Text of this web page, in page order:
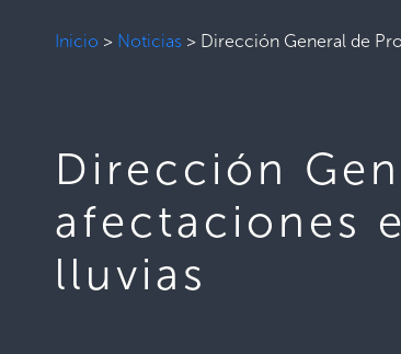
Inicio > Noticias > Dirección General de
Dirección
afectaciones
lluvias